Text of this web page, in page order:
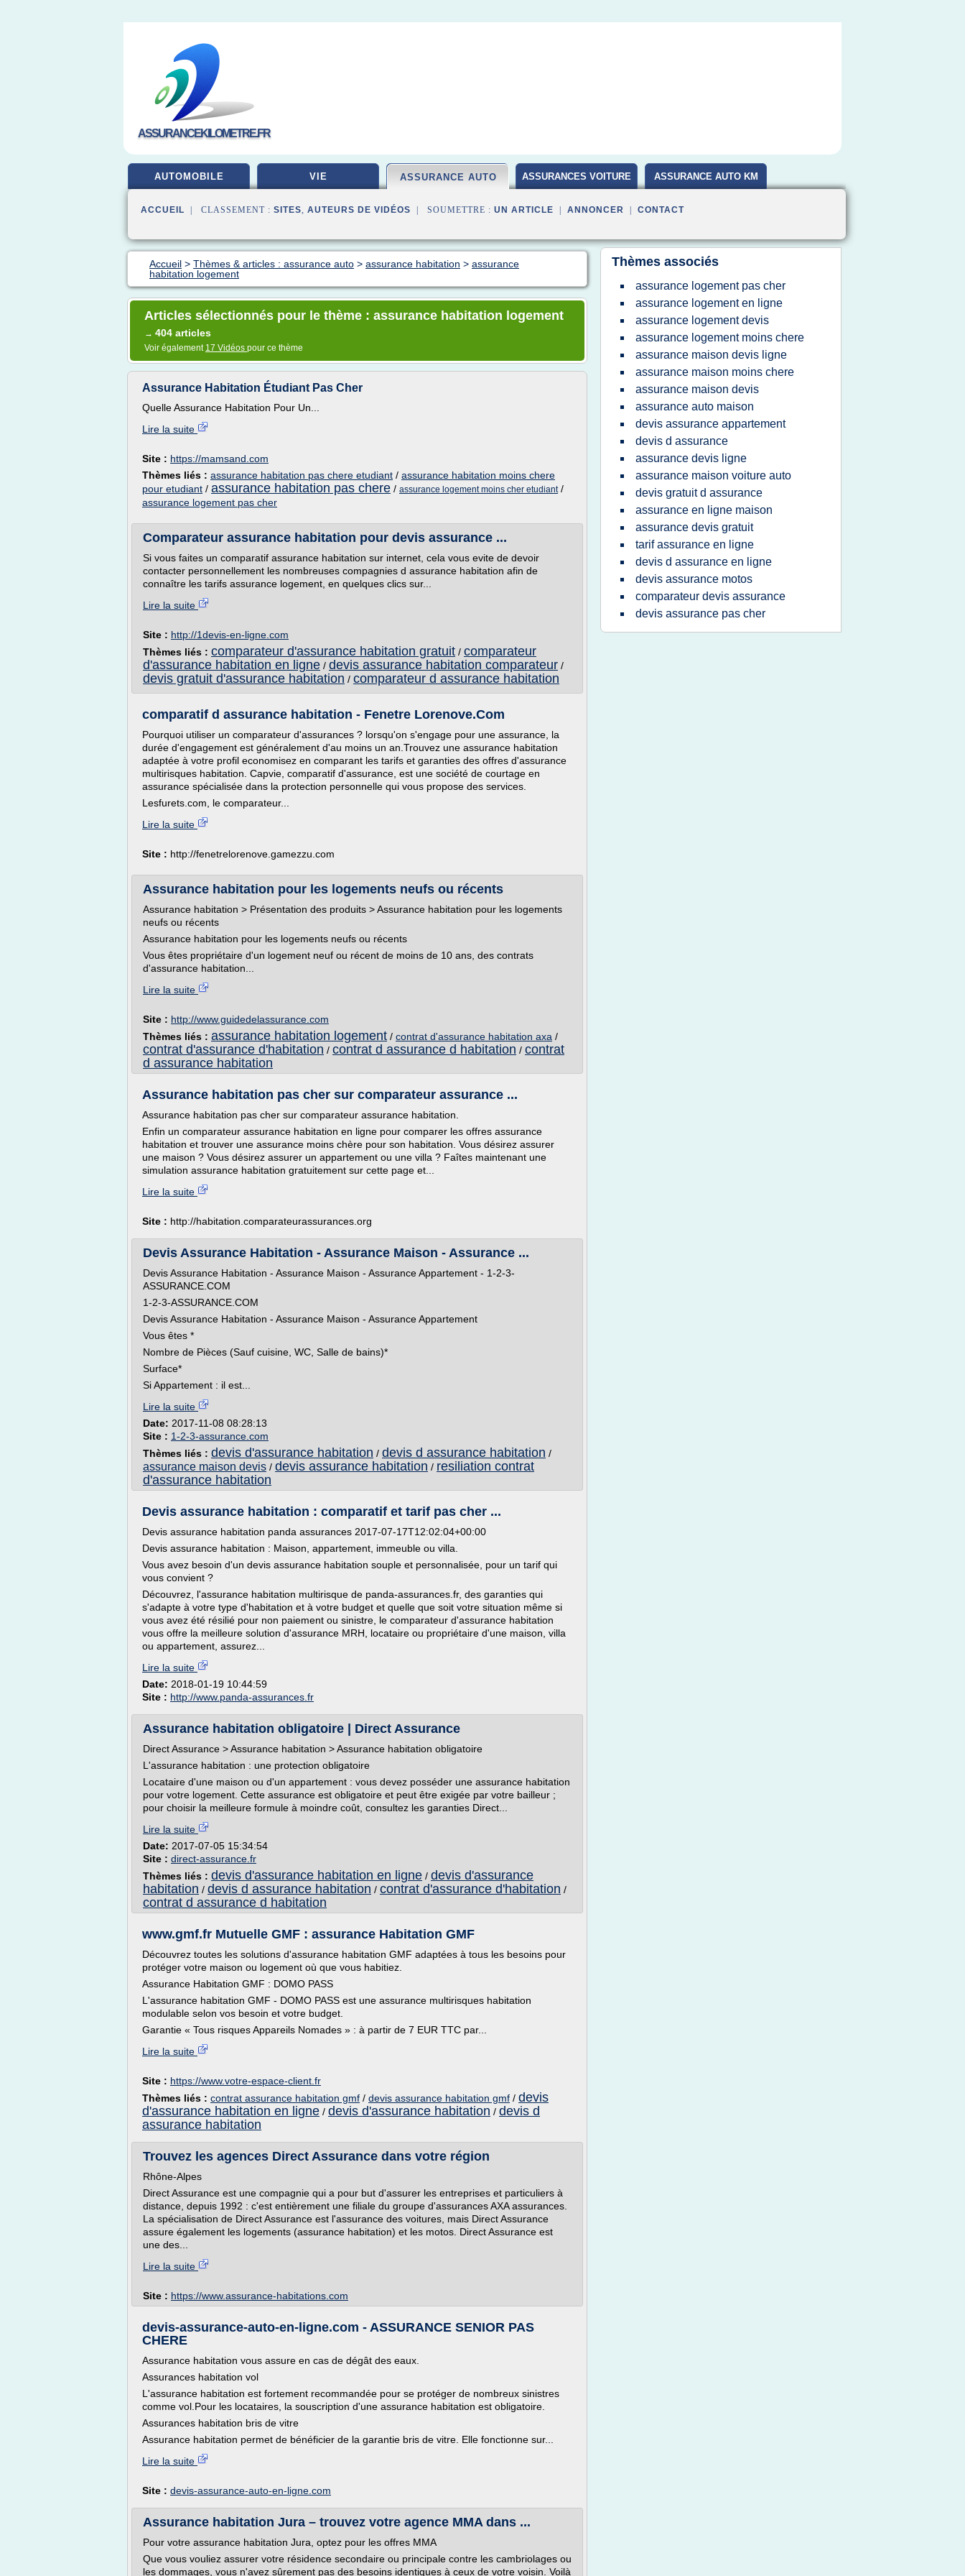
ASSURANCEKILOMETRE.FR
AUTOMOBILE VIE ASSURANCE AUTO ASSURANCES VOITURE ASSURANCE AUTO KM
ACCUEIL | CLASSEMENT : SITES, AUTEURS DE VIDÉOS | SOUMETTRE : UN ARTICLE ANNONCER CONTACT
Accueil > Thèmes & articles : assurance auto > assurance habitation > assurance
habitation logement
Articles sélectionnés pour le thème : assurance habitation logement
→ 404 articles
Voir également 17 Vidéos pour ce thème
Assurance Habitation Étudiant Pas Cher
Quelle Assurance Habitation Pour Un...
Lire la suite
Site : https://mamsand.com
Thèmes liés : assurance habitation pas chere etudiant / assurance habitation moins chere
pour etudiant / assurance habitation pas chere / assurance logement moins cher etudiant/
assurance logement pas cher
Comparateur assurance habitation pour devis assurance ...
Si vous faites un comparatif assurance habitation sur internet, cela vous evite de devoir
contacter personnellement les nombreuses compagnies d assurance habitation afin de
connaître les tarifs assurance logement, en quelques clics sur...
Lire la suite
Site : http://1devis-en-ligne.com
Thèmes liés : comparateur d'assurance habitation gratuit / comparateur
d'assurance habitation en ligne / devis assurance habitation comparateur /
devis gratuit d'assurance habitation / comparateur d assurance habitation
comparatif d assurance habitation - Fenetre Lorenove.Com
Pourquoi utiliser un comparateur d'assurances ? lorsqu'on s'engage pour une assurance, la
durée d'engagement est généralement d'au moins un an.Trouvez une assurance habitation
adaptée à votre profil economisez en comparant les tarifs et garanties des offres d'assurance
multirisques habitation. Capvie, comparatif d'assurance, est une société de courtage en
assurance spécialisée dans la protection personnelle qui vous propose des services.
Lesfurets.com, le comparateur...
Lire la suite
Site : http://fenetrelorenove.gamezzu.com
Assurance habitation pour les logements neufs ou récents
Assurance habitation > Présentation des produits > Assurance habitation pour les logements
neufs ou récents
Assurance habitation pour les logements neufs ou récents
Vous êtes propriétaire d'un logement neuf ou récent de moins de 10 ans, des contrats
d'assurance habitation...
Lire la suite
Site : http://www.guidedelassurance.com
Thèmes liés : assurance habitation logement / contrat d'assurance habitation axa /
contrat d'assurance d'habitation / contrat d assurance d habitation / contrat
d assurance habitation
Assurance habitation pas cher sur comparateur assurance ...
Assurance habitation pas cher sur comparateur assurance habitation.
Enfin un comparateur assurance habitation en ligne pour comparer les offres assurance
habitation et trouver une assurance moins chère pour son habitation. Vous désirez assurer
une maison ? Vous désirez assurer un appartement ou une villa ? Faîtes maintenant une
simulation assurance habitation gratuitement sur cette page et...
Lire la suite
Site : http://habitation.comparateurassurances.org
Devis Assurance Habitation - Assurance Maison - Assurance ...
Devis Assurance Habitation - Assurance Maison - Assurance Appartement - 1-2-3-
ASSURANCE.COM
1-2-3-ASSURANCE.COM
Devis Assurance Habitation - Assurance Maison - Assurance Appartement
Vous êtes *
Nombre de Pièces (Sauf cuisine, WC, Salle de bains)*
Surface*
Si Appartement : il est...
Lire la suite
Date: 2017-11-08 08:28:13
Site : 1-2-3-assurance.com
Thèmes liés : devis d'assurance habitation / devis d assurance habitation /
assurance maison devis / devis assurance habitation / resiliation contrat
d'assurance habitation
Devis assurance habitation : comparatif et tarif pas cher ...
Devis assurance habitation panda assurances 2017-07-17T12:02:04+00:00
Devis assurance habitation : Maison, appartement, immeuble ou villa.
Vous avez besoin d'un devis assurance habitation souple et personnalisée, pour un tarif qui
vous convient ?
Découvrez, l'assurance habitation multirisque de panda-assurances.fr, des garanties qui
s'adapte à votre type d'habitation et à votre budget et quelle que soit votre situation même si
vous avez été résilié pour non paiement ou sinistre, le comparateur d'assurance habitation
vous offre la meilleure solution d'assurance MRH, locataire ou propriétaire d'une maison, villa
ou appartement, assurez...
Lire la suite
Date: 2018-01-19 10:44:59
Site : http://www.panda-assurances.fr
Assurance habitation obligatoire | Direct Assurance
Direct Assurance > Assurance habitation > Assurance habitation obligatoire
L'assurance habitation : une protection obligatoire
Locataire d'une maison ou d'un appartement : vous devez posséder une assurance habitation
pour votre logement. Cette assurance est obligatoire et peut être exigée par votre bailleur ;
pour choisir la meilleure formule à moindre coût, consultez les garanties Direct...
Lire la suite
Date: 2017-07-05 15:34:54
Site : direct-assurance.fr
Thèmes liés : devis d'assurance habitation en ligne / devis d'assurance
habitation / devis d assurance habitation / contrat d'assurance d'habitation /
contrat d assurance d habitation
www.gmf.fr Mutuelle GMF : assurance Habitation GMF
Découvrez toutes les solutions d'assurance habitation GMF adaptées à tous les besoins pour
protéger votre maison ou logement où que vous habitiez.
Assurance Habitation GMF : DOMO PASS
L'assurance habitation GMF - DOMO PASS est une assurance multirisques habitation
modulable selon vos besoin et votre budget.
Garantie « Tous risques Appareils Nomades » : à partir de 7 EUR TTC par...
Lire la suite
Site : https://www.votre-espace-client.fr
Thèmes liés : contrat assurance habitation gmf / devis assurance habitation gmf / devis
d'assurance habitation en ligne / devis d'assurance habitation / devis d
assurance habitation
Trouvez les agences Direct Assurance dans votre région
Rhône-Alpes
Direct Assurance est une compagnie qui a pour but d'assurer les entreprises et particuliers à
distance, depuis 1992 : c'est entièrement une filiale du groupe d'assurances AXA assurances.
La spécialisation de Direct Assurance est l'assurance des voitures, mais Direct Assurance
assure également les logements (assurance habitation) et les motos. Direct Assurance est
une des...
Lire la suite
Site : https://www.assurance-habitations.com
devis-assurance-auto-en-ligne.com - ASSURANCE SENIOR PAS
CHERE
Assurance habitation vous assure en cas de dégât des eaux.
Assurances habitation vol
L'assurance habitation est fortement recommandée pour se protéger de nombreux sinistres
comme vol.Pour les locataires, la souscription d'une assurance habitation est obligatoire.
Assurances habitation bris de vitre
Assurance habitation permet de bénéficier de la garantie bris de vitre. Elle fonctionne sur...
Lire la suite
Site : devis-assurance-auto-en-ligne.com
Assurance habitation Jura – trouvez votre agence MMA dans ...
Pour votre assurance habitation Jura, optez pour les offres MMA
Que vous vouliez assurer votre résidence secondaire ou principale contre les cambriolages ou
les dommages, vous n'avez sûrement pas des besoins identiques à ceux de votre voisin. Voilà
Thèmes associés
assurance logement pas cher
assurance logement en ligne
assurance logement devis
assurance logement moins chere
assurance maison devis ligne
assurance maison moins chere
assurance maison devis
assurance auto maison
devis assurance appartement
devis d assurance
assurance devis ligne
assurance maison voiture auto
devis gratuit d assurance
assurance en ligne maison
assurance devis gratuit
tarif assurance en ligne
devis d assurance en ligne
devis assurance motos
comparateur devis assurance
devis assurance pas cher